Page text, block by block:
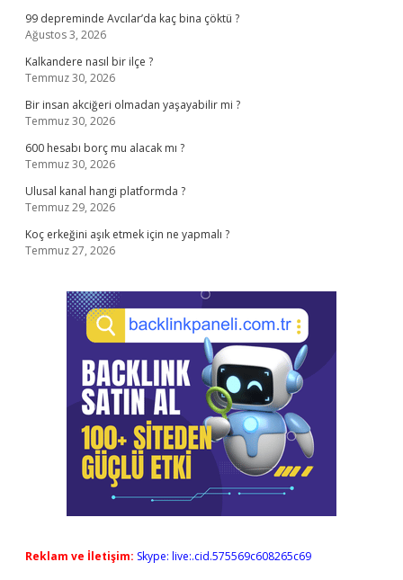
99 depreminde Avcılar’da kaç bina çöktü ?
Ağustos 3, 2026
Kalkandere nasıl bir ilçe ?
Temmuz 30, 2026
Bir insan akciğeri olmadan yaşayabilir mi ?
Temmuz 30, 2026
600 hesabı borç mu alacak mı ?
Temmuz 30, 2026
Ulusal kanal hangi platformda ?
Temmuz 29, 2026
Koç erkeğini aşık etmek için ne yapmalı ?
Temmuz 27, 2026
Reklam ve İletişim: Skype: live:.cid.575569c608265c69